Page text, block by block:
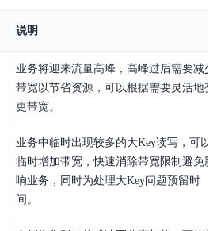
说明
业务将迎来流量高峰，高峰过后需要减少
带宽以节省资源，可以根据需要灵活地变
更带宽。
业务中临时出现较多的大Key读写，可以
临时增加带宽，快速消除带宽限制避免影
响业务，同时为处理大Key问题预留时
间。